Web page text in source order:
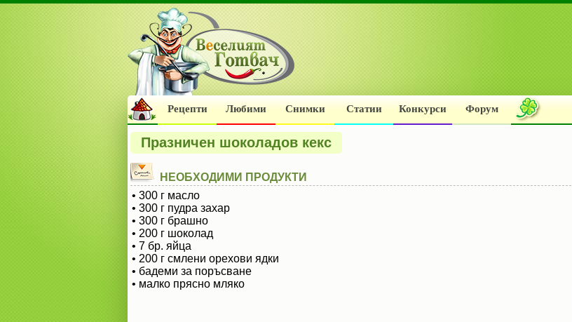
Рецепти Любими Снимки Статии Конкурси Форум
Празничен шоколадов кекс
НЕОБХОДИМИ ПРОДУКТИ
• 300 г масло
• 300 г пудра захар
• 300 г брашно
• 200 г шоколад
• 7 бр. яйца
• 200 г смлени орехови ядки
• бадеми за поръсване
• малко прясно мляко